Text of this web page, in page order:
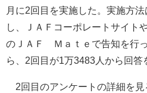
月に2回目を実施した。実施方
し、ＪＡＦコーポレートサイト
のＪＡＦ Ｍａｔｅで告知を行
ら、2回目が1万3483人から回答
2回目のアンケートの詳細を見